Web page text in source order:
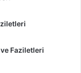
ve Faziletleri